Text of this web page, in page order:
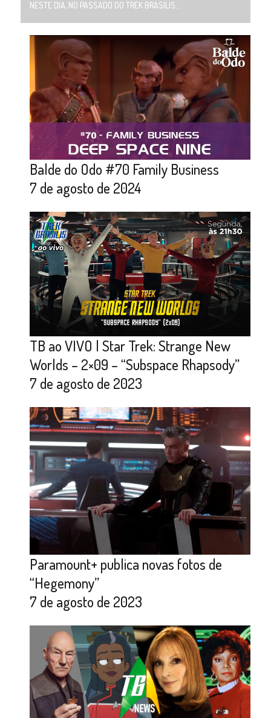
NESTE DIA, NO PASSADO DO TREK BRASILIS...
Balde do Odo #70 Family Business
7 de agosto de 2024
TB ao VIVO | Star Trek: Strange New
Worlds – 2×09 – “Subspace Rhapsody”
7 de agosto de 2023
Paramount+ publica novas fotos de
“Hegemony”
7 de agosto de 2023